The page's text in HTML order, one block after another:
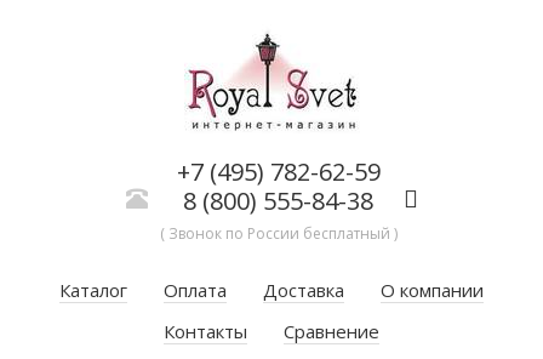
+7 (495) 782-62-59
8 (800) 555-84-38
( Звонок по России бесплатный )
Каталог Оплата Доставка
О компании
Контакты
Сравнение